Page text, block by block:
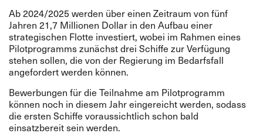
Ab 2024/2025 werden über einen Zeitraum von fünf
Jahren 21,7 Millionen Dollar in den Aufbau einer
strategischen Flotte investiert, wobei im Rahmen eines
Pilotprogramms zunächst drei Schiffe zur Verfügung
stehen sollen, die von der Regierung im Bedarfsfall
angefordert werden können.
Bewerbungen für die Teilnahme am Pilotprogramm
können noch in diesem Jahr eingereicht werden, sodass
die ersten Schiffe voraussichtlich schon bald
einsatzbereit sein werden.